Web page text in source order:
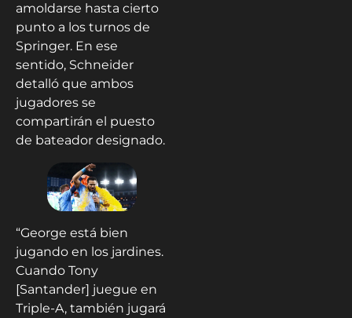
amoldarse hasta cierto
punto a los turnos de
Springer. En ese
sentido, Schneider
detalló que ambos
jugadores se
compartirán el puesto
de bateador designado.
“George está bien
jugando en los jardines.
Cuando Tony
[Santander] juegue en
Triple-A, también jugará